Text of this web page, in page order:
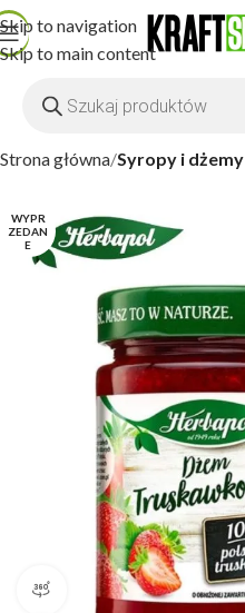
Skip to navigation
Skip to main content
Strona główna Syropy i dżemy
WYPR
ZEDAN
E
widok produktu 360